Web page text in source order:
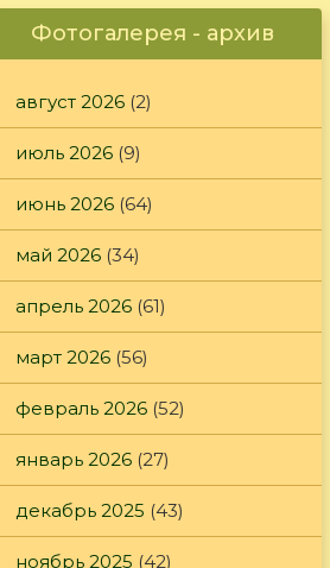
Фотогалерея - архив
август 2026 (2)
июль 2026 (9)
июнь 2026 (64)
май 2026 (34)
апрель 2026 (61)
март 2026 (56)
февраль 2026 (52)
январь 2026 (27)
декабрь 2025 (43)
ноябрь 2025 (42)